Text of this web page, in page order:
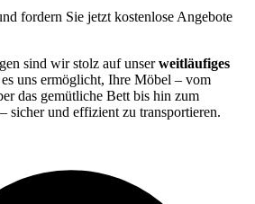
fordern Sie jetzt kostenlose Angebote
sind wir stolz auf unserweitläufiges
es uns ermöglicht, Ihre Möbel – vom
das gemütliche Bett bis hin zum
sicher und effizient zu transportieren.